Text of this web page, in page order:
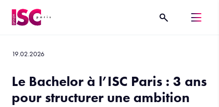
19.02.2026
Le Bachelor à l’ISC Paris : 3 ans
pour structurer une ambition